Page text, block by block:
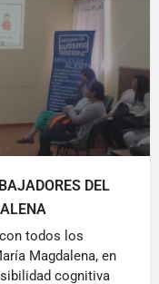
DEL
todos los
Magdalena, en
cognitiva